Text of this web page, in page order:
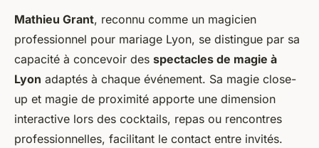
Mathieu Grant, reconnu comme un magicien
professionnel pour mariage Lyon, se distingue par sa
capacité à concevoir des spectacles de magie à
Lyon adaptés à chaque événement. Sa magie close-
up et magie de proximité apporte une dimension
interactive lors des cocktails, repas ou rencontres
professionnelles, facilitant le contact entre invités.